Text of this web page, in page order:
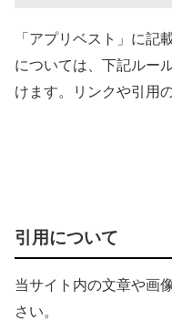
「アプリベスト」に記
については、下記ルー
けます。リンクや引用
引用について
当サイト内の文章や画
さい。